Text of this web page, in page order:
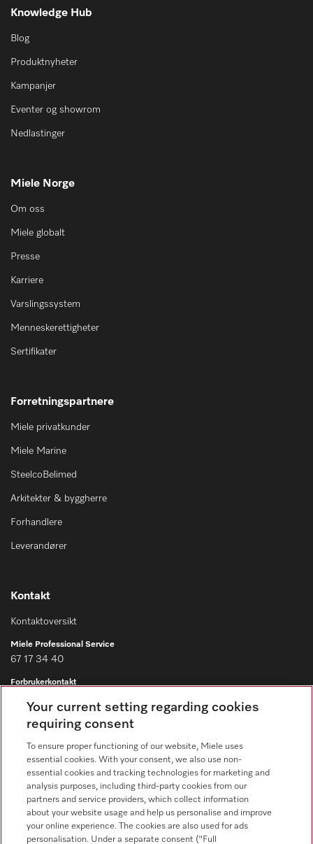
Knowledge Hub
Blog
Produktnyheter
Kampanjer
Eventer og showrom
Nedlastinger
Miele Norge
Om oss
Miele globalt
Presse
Karriere
Varslingssystem
Menneskerettigheter
Sertifikater
Forretningspartnere
Miele privatkunder
Miele Marine
SteelcoBelimed
Arkitekter & byggherre
Forhandlere
Leverandører
Kontakt
Kontaktoversikt
Miele Professional Service
67 17 34 40
Forbrukerkontakt
Forhandlersøk
Your current setting regarding cookies
requiring consent
To ensure proper functioning of our website, Miele uses
essential cookies. With your consent, we also use non-
essential cookies and tracking technologies for marketing and
analysis purposes, including third-party cookies from our
partners and service providers, which collect information
about your website usage and help us personalise and improve
your online experience. The cookies are also used for ads
personalisation. Under a separate consent ("Full